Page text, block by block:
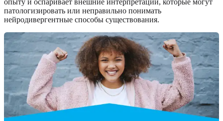
опыту и оспаривает внешние интерпретации, которые могут
патологизировать или неправильно понимать
нейродивергентные способы существования.